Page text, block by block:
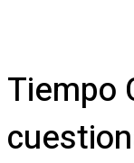
Tiempo